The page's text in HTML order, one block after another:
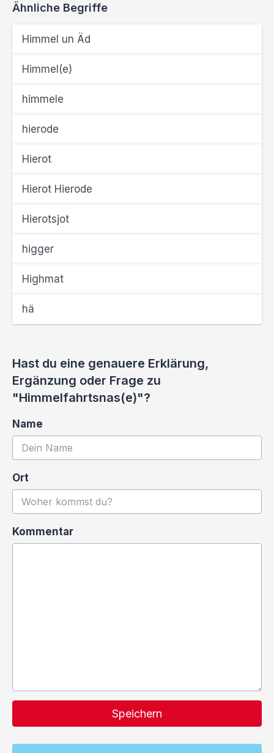
Ähnliche Begriffe
Himmel un Äd
Himmel(e)
himmele
hierode
Hierot
Hierot Hierode
Hierotsjot
higger
Highmat
hä
Hast du eine genauere Erklärung,
Ergänzung oder Frage zu
"Himmelfahrtsnas(e)"?
Name
Ort
Kommentar
Speichern